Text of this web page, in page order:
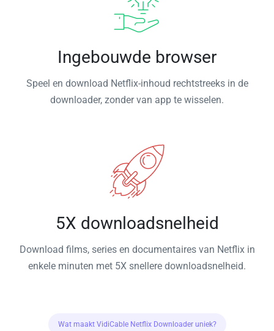
Ingebouwde browser
Speel en download Netflix-inhoud rechtstreeks in de
downloader, zonder van app te wisselen.
5X downloadsnelheid
Download films, series en documentaires van Netflix in
enkele minuten met 5X snellere downloadsnelheid.
Wat maakt VidiCable Netflix Downloader uniek?